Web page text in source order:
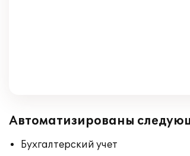
Автоматизированы
Бухгалтерский учет